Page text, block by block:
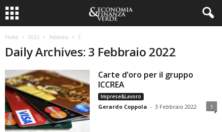
Home 2022 Febbraio 3
Daily Archives: 3 Febbraio 2022
Carte d’oro per il gruppo
ICCREA
Imprese&Lavoro
Gerardo Coppola - 3 Febbraio 2022 1